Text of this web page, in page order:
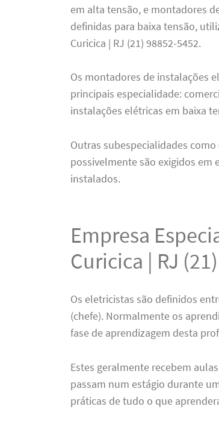
em alta tensão, e montadores
definidas para baixa tensão,
Curicica | RJ (21) 98852-5452.
Os montadores de instalações
principais especialidade:
instalações elétricas em baixa
Outras subespecialidades
possivelmente são exigidos em
instalados.
Empresa
Curicica | RJ
Os eletricistas são definidos
(chefe). Normalmente os
fase de aprendizagem desta
Estes geralmente recebem
passam num estágio durante
práticas de tudo o que